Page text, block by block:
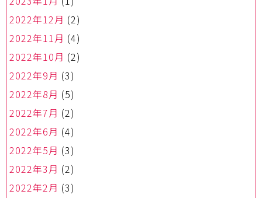
2022年12月 (2)
2022年11月 (4)
2022年10月 (2)
2022年9月 (3)
2022年8月 (5)
2022年7月 (2)
2022年6月 (4)
2022年5月 (3)
2022年3月 (2)
2022年2月 (3)